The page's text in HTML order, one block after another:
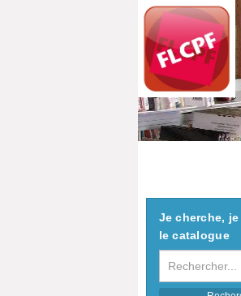
Je cherche,
le catalogue